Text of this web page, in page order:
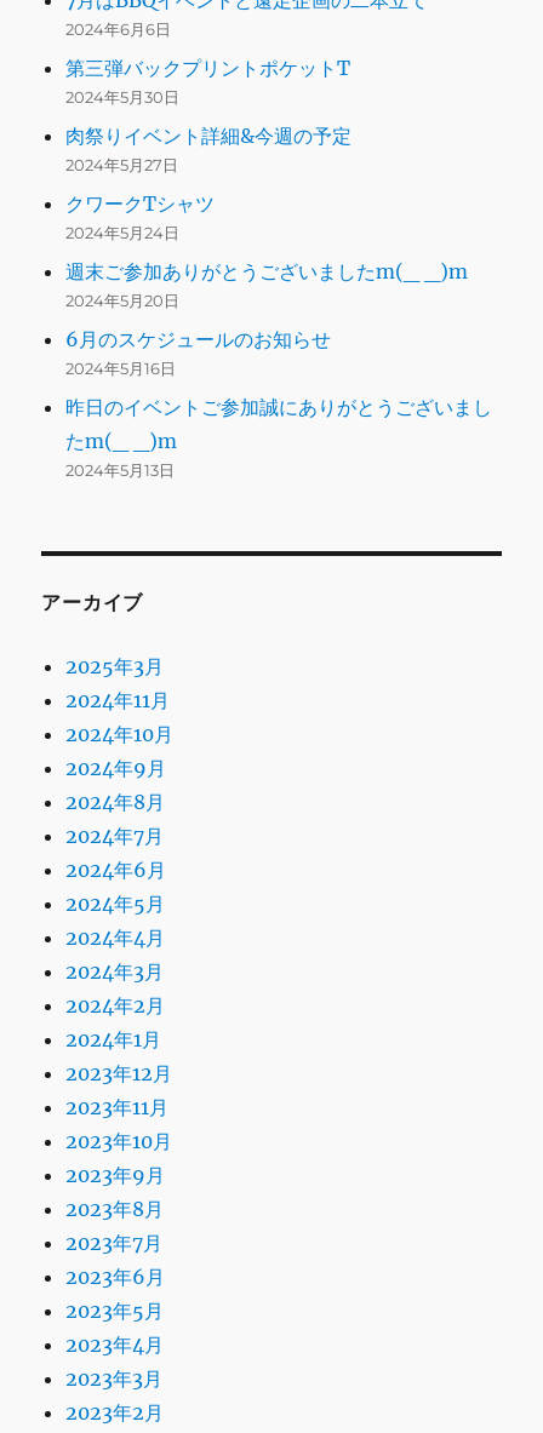
2024年6月6日
第三弾バックプリントポケットT
2024年5月30日
肉祭りイベント詳細&今週の予定
2024年5月27日
クワークTシャツ
2024年5月24日
週末ご参加ありがとうございましたm(_ _)m
2024年5月20日
6月のスケジュールのお知らせ
2024年5月16日
昨日のイベントご参加誠にありがとうございまし
たm(_ _)m
2024年5月13日
アーカイブ
2025年3月
2024年11月
2024年10月
2024年9月
2024年8月
2024年7月
2024年6月
2024年5月
2024年4月
2024年3月
2024年2月
2024年1月
2023年12月
2023年11月
2023年10月
2023年9月
2023年8月
2023年7月
2023年6月
2023年5月
2023年4月
2023年3月
2023年2月